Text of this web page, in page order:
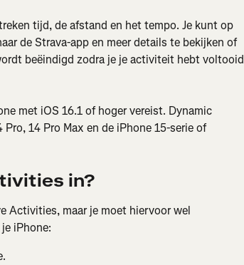
tijd, de afstand en het tempo. Je kunt op
de Strava-app en meer details te bekijken of
beëindigd zodra je je activiteit hebt voltooid
met iOS 16.1 of hoger vereist. Dynamic
14 Pro Max en de iPhone 15-serie of
in?
Activities, maar je moet hiervoor wel
iPhone: